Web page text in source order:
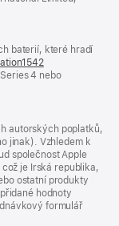
baterií, které hradí
(otevře
se
4 nebo
autorských poplatků,
jinak). Vzhledem k
společnost Apple
je Irská republika,
ostatní produkty
hodnoty
formulář